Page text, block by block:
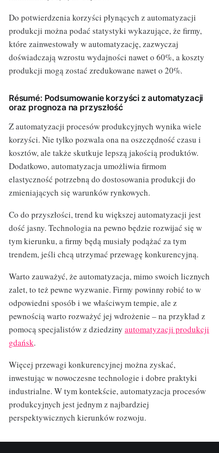
Do potwierdzenia korzyści płynących z automatyzacji
produkcji można podać statystyki wykazujące, że firmy,
które zainwestowały w automatyzację, zazwyczaj
doświadczają wzrostu wydajności nawet o 60%, a koszty
produkcji mogą zostać zredukowane nawet o 20%.
Résumé: Podsumowanie korzyści z automatyzacji
oraz prognoza na przyszłość
Z automatyzacji procesów produkcyjnych wynika wiele
korzyści. Nie tylko pozwala ona na oszczędność czasu i
kosztów, ale także skutkuje lepszą jakością produktów.
Dodatkowo, automatyzacja umożliwia firmom
elastyczność potrzebną do dostosowania produkcji do
zmieniających się warunków rynkowych.
Co do przyszłości, trend ku większej automatyzacji jest
dość jasny. Technologia na pewno będzie rozwijać się w
tym kierunku, a firmy będą musiały podążać za tym
trendem, jeśli chcą utrzymać przewagę konkurencyjną.
Warto zauważyć, że automatyzacja, mimo swoich licznych
zalet, to też pewne wyzwanie. Firmy powinny robić to w
odpowiedni sposób i we właściwym tempie, ale z
pewnością warto rozważyć jej wdrożenie – na przykład z
pomocą specjalistów z dziedziny automatyzacji produkcji
gdańsk.
Więcej przewagi konkurencyjnej można zyskać,
inwestując w nowoczesne technologie i dobre praktyki
industrialne. W tym kontekście, automatyzacja procesów
produkcyjnych jest jednym z najbardziej
perspektywicznych kierunków rozwoju.